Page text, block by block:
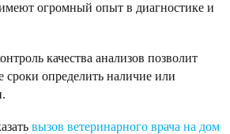
огромный опыт в диагностике и
качества анализов позволит
сроки определить наличие или
вызов ветеринарного врача на дом